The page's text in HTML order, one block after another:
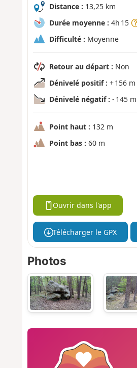
Distance : 13,25 km
Durée moyenne : 4h 15
Difficulté : Moyenne
Retour au départ : Non
Dénivelé positif : + 156 m
Dénivelé négatif : - 145 m
Point haut : 132 m
Point bas : 60 m
Ouvrir dans l'app
Télécharger le GPX
Photos